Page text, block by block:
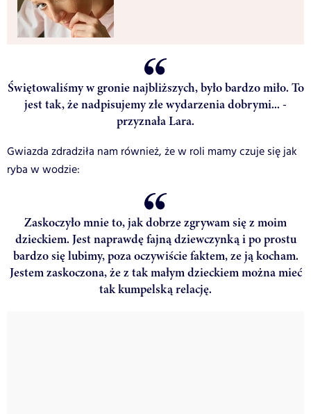
Świętowaliśmy w gronie najbliższych, było bardzo miło. To
jest tak, że nadpisujemy złe wydarzenia dobrymi... -
przyznała Lara.
Gwiazda zdradziła nam również, że w roli mamy czuje się jak
ryba w wodzie:
Zaskoczyło mnie to, jak dobrze zgrywam się z moim
dzieckiem. Jest naprawdę fajną dziewczynką i po prostu
bardzo się lubimy, poza oczywiście faktem, ze ją kocham.
Jestem zaskoczona, że z tak małym dzieckiem można mieć
tak kumpelską relację.